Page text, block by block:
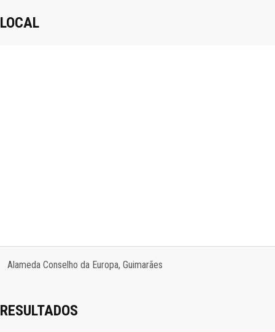
LOCAL
Alameda Conselho da Europa, Guimarães
RESULTADOS